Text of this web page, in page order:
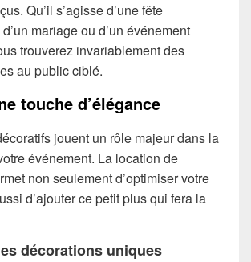
Qu’il s’agisse d’une fête
mariage ou d’un événement
trouverez invariablement des
au public ciblé.
touche d’élégance
jouent un rôle majeur dans la
événement. La location de
non seulement d’optimiser votre
d’ajouter ce petit plus qui fera la
décorations uniques